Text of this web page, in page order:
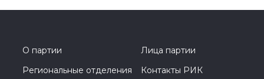
О партии
Лица партии
Региональные отделения
Контакты РИК